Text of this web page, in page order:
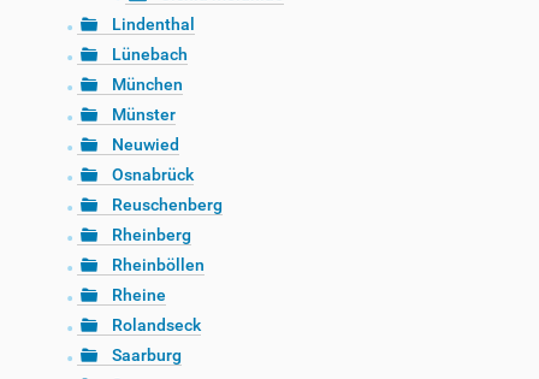
Lindenthal
Lünebach
München
Münster
Neuwied
Osnabrück
Reuschenberg
Rheinberg
Rheinböllen
Rheine
Rolandseck
Saarburg